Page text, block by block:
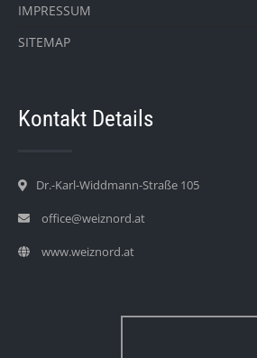
IMPRESSUM
SITEMAP
Kontakt Details
Dr.-Karl-Widdmann-Straße 105
office@weiznord.at
www.weiznord.at